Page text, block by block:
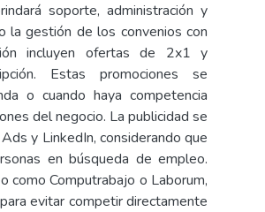
soporte, administración y
la gestión de los convenios con
incluyen ofertas de 2x1 y
Estas promociones se
o cuando haya competencia
del negocio. La publicidad se
y LinkedIn, considerando que
en búsqueda de empleo.
como Computrabajo o Laborum,
evitar competir directamente